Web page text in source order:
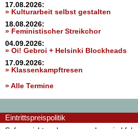
17.08.2026:
» Kulturarbeit selbst gestalten
18.08.2026:
» Feministischer Streikchor
04.09.2026:
» Oi! Gebroi + Helsinki Blockheads
17.09.2026:
» Klassenkampftresen
» Alle Termine
Eintrittspreispolitik